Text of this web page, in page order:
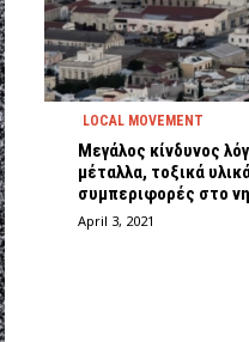
LOCAL MOVEMENT
Μεγάλος κίνδυνος
μέταλλα, τοξικά
συμπεριφορές στο
April 3, 2021